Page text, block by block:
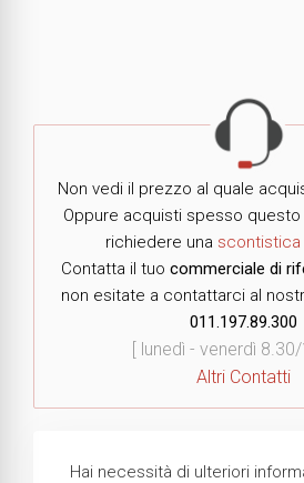
Non vedi il prezzo al quale
Oppure acquisti spesso
richiedere una
Contatta il tuo commerciale di
non esitate a contattarci al
011.197.89.300
[ lunedì - venerdì
Altri Contatti
Hai necessità di ulteriori